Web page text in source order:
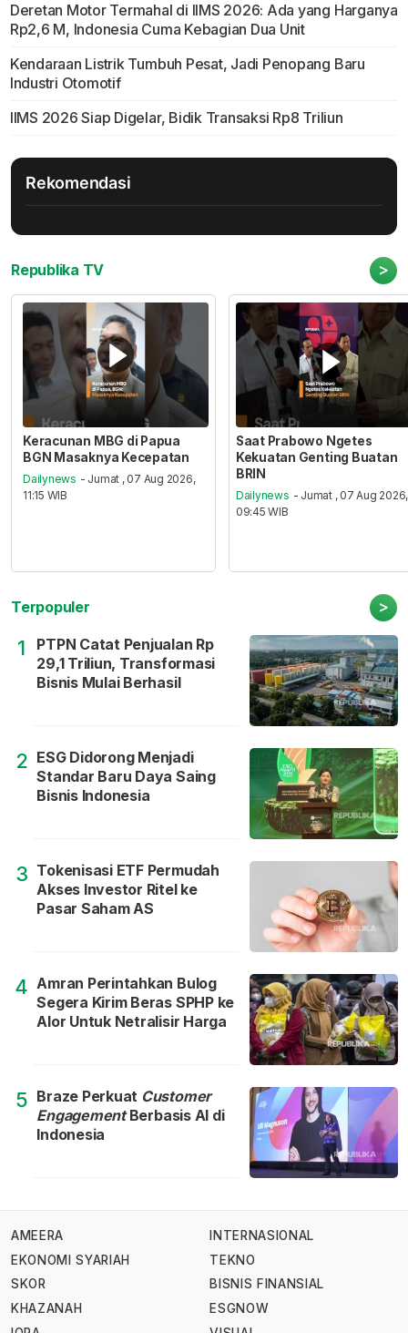
Deretan Motor Termahal di IIMS 2026: Ada yang Harganya
Rp2,6 M, Indonesia Cuma Kebagian Dua Unit
Kendaraan Listrik Tumbuh Pesat, Jadi Penopang Baru
Industri Otomotif
IIMS 2026 Siap Digelar, Bidik Transaksi Rp8 Triliun
Rekomendasi
Republika TV >
Keracunan MBG di Papua
BGN Masaknya Kecepatan
Dailynews - Jumat , 07 Aug 2026,
11:15 WIB
Saat Prabowo Ngetes
Kekuatan Genting Buatan
BRIN
Dailynews - Jumat , 07 Aug 2026,
09:45 WIB
Terpopuler >
1
PTPN Catat Penjualan Rp
29,1 Triliun, Transformasi
Bisnis Mulai Berhasil
2 ESG Didorong Menjadi
Standar Baru Daya Saing
Bisnis Indonesia
3 Tokenisasi ETF Permudah
Akses Investor Ritel ke
Pasar Saham AS
4 Amran Perintahkan Bulog
Segera Kirim Beras SPHP ke
Alor Untuk Netralisir Harga
5 Braze Perkuat Customer
EngagementBerbasis AI di
Indonesia
AMEERA
EKONOMI SYARIAH
SKOR
KHAZANAH
INTERNASIONAL
TEKNO
BISNIS FINANSIAL
ESGNOW